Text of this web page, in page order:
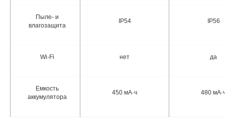
Пыле- и
влагозащита
IP54 IP56
Wi-Fi нет да
Емкость
аккумулятора
450 мА·ч 480